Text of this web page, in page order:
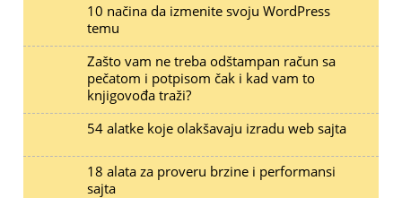
10 načina da izmenite svoju WordPress
temu
Zašto vam ne treba odštampan račun sa
pečatom i potpisom čak i kad vam to
knjigovođa traži?
54 alatke koje olakšavaju izradu web sajta
18 alata za proveru brzine i performansi
sajta